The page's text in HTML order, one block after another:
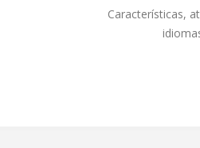
Características,